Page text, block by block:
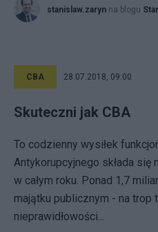
stanislaw.zaryn na blogu
CBA 28.07.2018, 09:00
Skuteczni jak CBA
To codzienny wysiłek
Antykorupcyjnego składa się
w całym roku. Ponad 1,7
majątku publicznym - na trop
nieprawidłowości...